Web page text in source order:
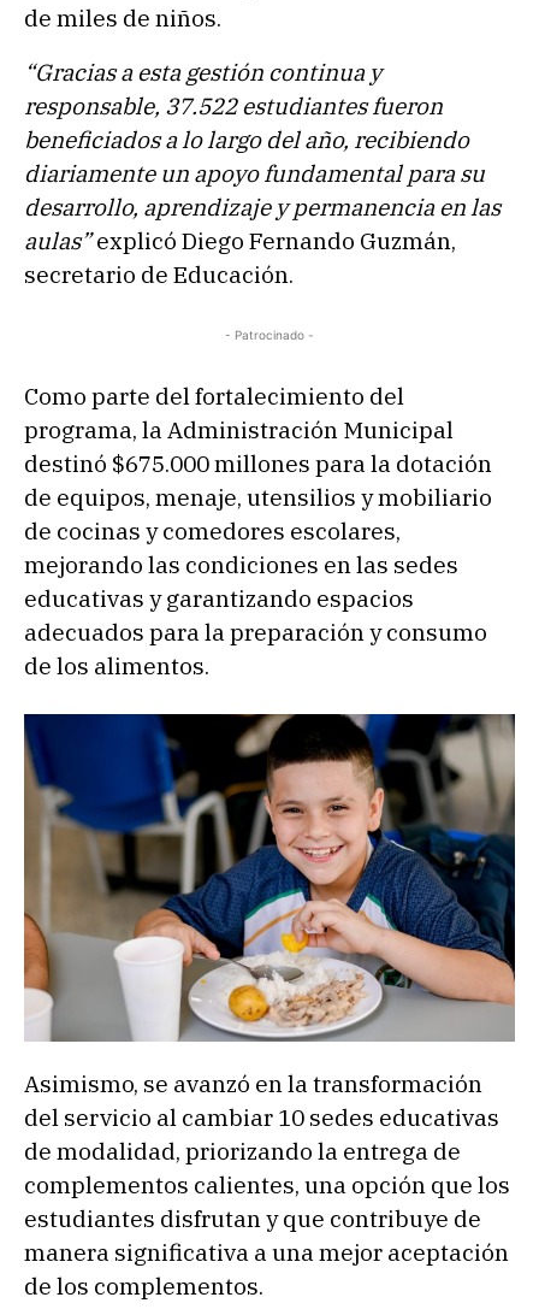
de miles de niños.
“Gracias a esta gestión continua y
responsable, 37.522 estudiantes fueron
beneficiados a lo largo del año, recibiendo
diariamente un apoyo fundamental para su
desarrollo, aprendizaje y permanencia en las
aulas”explicó Diego Fernando Guzmán,
secretario de Educación.
- Patrocinado -
Como parte del fortalecimiento del
programa, la Administración Municipal
destinó $675.000 millones para la dotación
de equipos, menaje, utensilios y mobiliario
de cocinas y comedores escolares,
mejorando las condiciones en las sedes
educativas y garantizando espacios
adecuados para la preparación y consumo
de los alimentos.
Asimismo, se avanzó en la transformación
del servicio al cambiar 10 sedes educativas
de modalidad, priorizando la entrega de
complementos calientes, una opción que los
estudiantes disfrutan y que contribuye de
manera significativa a una mejor aceptación
de los complementos.